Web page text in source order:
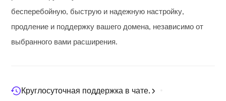
бесперебойную, быструю и надежную настройку,
продление и поддержку вашего домена, независимо от
выбранного вами расширения.
Круглосуточная поддержка в чате.